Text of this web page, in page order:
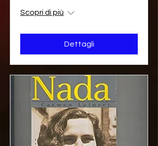
Scopri di più
Dettagli